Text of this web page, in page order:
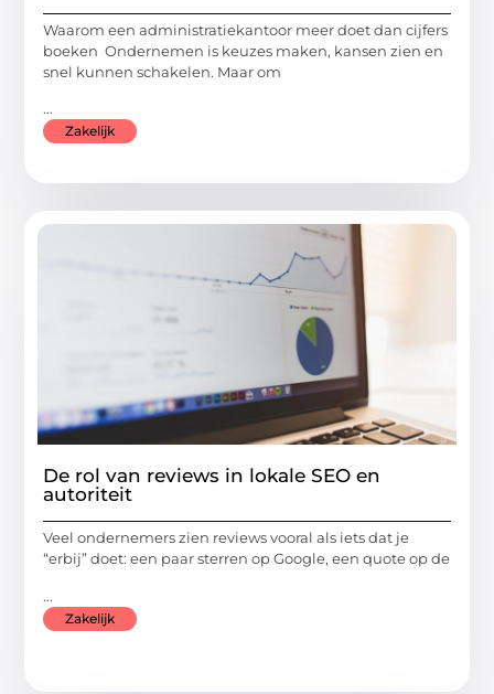
Waarom een administratiekantoor meer doet dan cijfers
boeken Ondernemen is keuzes maken, kansen zien en
snel kunnen schakelen. Maar om
...
Zakelijk
De rol van reviews in lokale SEO en
autoriteit
Veel ondernemers zien reviews vooral als iets dat je
“erbij” doet: een paar sterren op Google, een quote op de
...
Zakelijk